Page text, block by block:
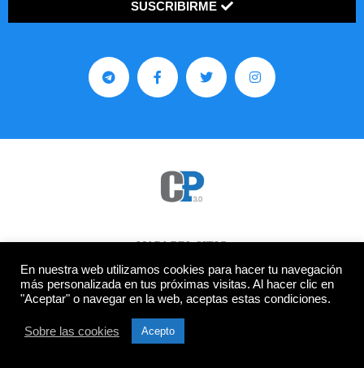
SUSCRIBIRME
MAPA DEL SITIO
INICIO
TEMAS
POLÍTICA DE PRIVACIDAD
© 2022 Contra Poder News. Todos los Derechos Reservados.
En nuestra web utilizamos cookies para hacer tu navegación
más personalizada en tus próximas visitas. Al hacer clic en
"Aceptar" o navegar en la web, aceptas estas condiciones.
Sobre las cookies Acepto